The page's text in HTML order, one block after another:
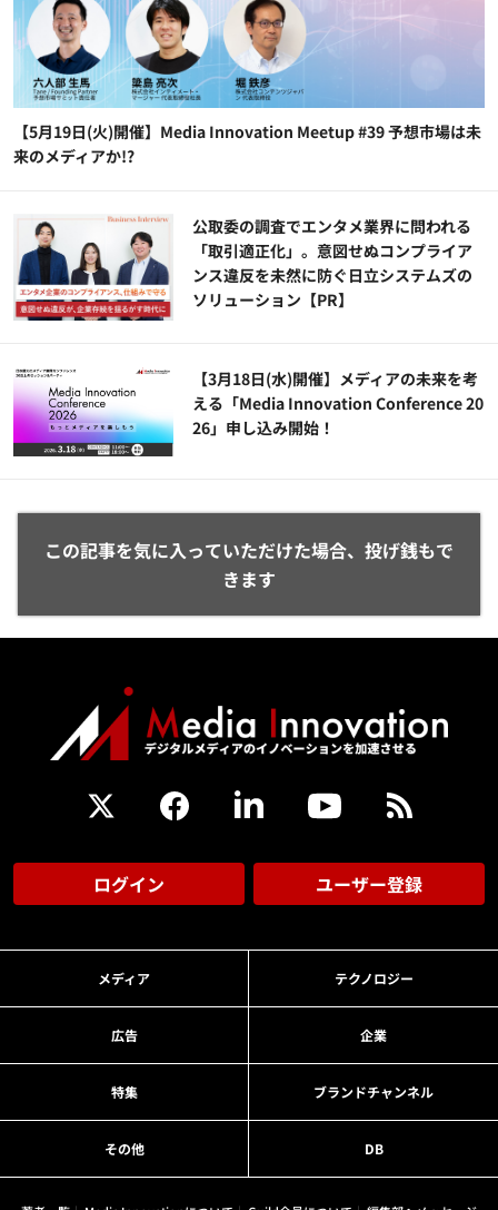
【5月19日(火)開催】Media Innovation Meetup #39 予想市場は未
来のメディアか!?
公​​取委の調査でエンタメ業界に問われる
「取引適正化」。意図せぬコンプライア
ンス違反を未然に防ぐ日立システムズの
ソリューション​【PR】
【3月18日(水)開催】メディアの未来を考
える「Media Innovation Conference 20
26」申し込み開始！
この記事を気に入っていただけた場合、投げ銭もで
きます
ログイン ユーザー登録
メディア テクノロジー
広告 企業
特集 ブランドチャンネル
その他 DB